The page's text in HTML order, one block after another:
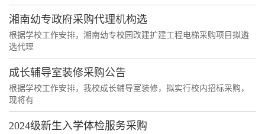
湘南幼专政府采购代理机构选
根据学校工作安排，湘南幼专校园改建扩建工程电梯采购项目拟遴
选代理
成长辅导室装修采购公告
根据学校工作安排，我校成长辅导室装修，拟实行校内招标采购，
现将有
2024级新生入学体检服务采购